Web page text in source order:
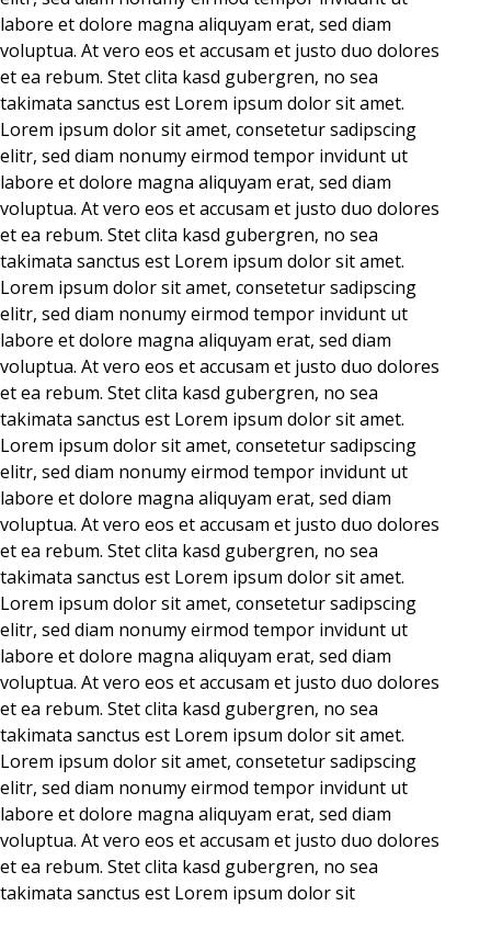
labore et dolore magna aliquyam erat, sed diam
voluptua. At vero eos et accusam et justo duo dolores
et ea rebum. Stet clita kasd gubergren, no sea
takimata sanctus est Lorem ipsum dolor sit amet.
Lorem ipsum dolor sit amet, consetetur sadipscing
elitr, sed diam nonumy eirmod tempor invidunt ut
labore et dolore magna aliquyam erat, sed diam
voluptua. At vero eos et accusam et justo duo dolores
et ea rebum. Stet clita kasd gubergren, no sea
takimata sanctus est Lorem ipsum dolor sit amet.
Lorem ipsum dolor sit amet, consetetur sadipscing
elitr, sed diam nonumy eirmod tempor invidunt ut
labore et dolore magna aliquyam erat, sed diam
voluptua. At vero eos et accusam et justo duo dolores
et ea rebum. Stet clita kasd gubergren, no sea
takimata sanctus est Lorem ipsum dolor sit amet.
Lorem ipsum dolor sit amet, consetetur sadipscing
elitr, sed diam nonumy eirmod tempor invidunt ut
labore et dolore magna aliquyam erat, sed diam
voluptua. At vero eos et accusam et justo duo dolores
et ea rebum. Stet clita kasd gubergren, no sea
takimata sanctus est Lorem ipsum dolor sit amet.
Lorem ipsum dolor sit amet, consetetur sadipscing
elitr, sed diam nonumy eirmod tempor invidunt ut
labore et dolore magna aliquyam erat, sed diam
voluptua. At vero eos et accusam et justo duo dolores
et ea rebum. Stet clita kasd gubergren, no sea
takimata sanctus est Lorem ipsum dolor sit amet.
Lorem ipsum dolor sit amet, consetetur sadipscing
elitr, sed diam nonumy eirmod tempor invidunt ut
labore et dolore magna aliquyam erat, sed diam
voluptua. At vero eos et accusam et justo duo dolores
et ea rebum. Stet clita kasd gubergren, no sea
takimata sanctus est Lorem ipsum dolor sit